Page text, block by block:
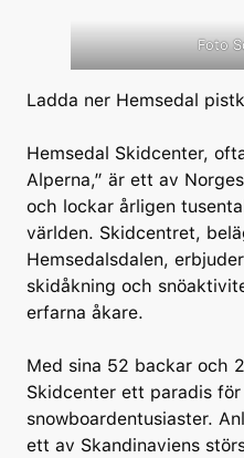
Foto
Ladda ner Hemsedal
Hemsedal Skidcenter,
Alperna,” är ett av
och lockar årligen
världen. Skidcentret,
Hemsedalsdalen,
skidåkning och
erfarna åkare.
Med sina 52 backar och
Skidcenter ett paradis
snowboardentusiaster.
ett av Skandinaviens